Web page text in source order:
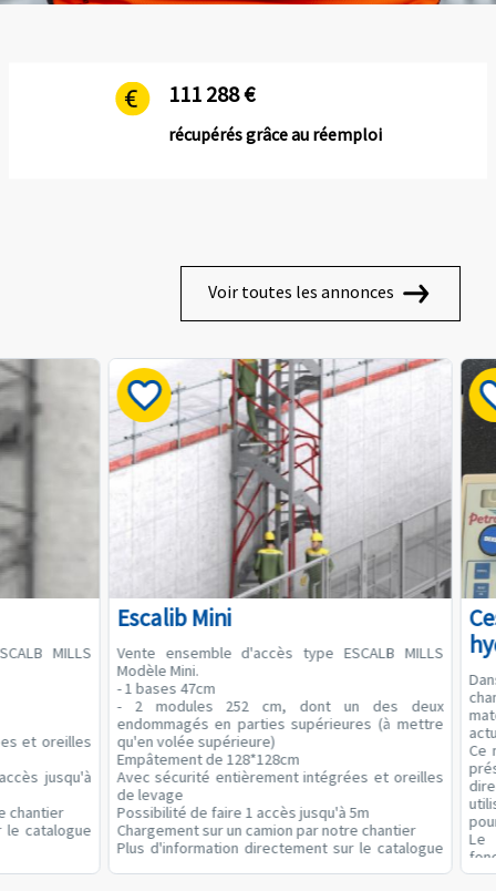
111 288 €
récupérés grâce au réemploi
Voir toutes les annonces
MILLS
et oreilles
jusqu'à
chantier
le catalogue
Escalib Mini
Vente ensemble d'accès type ESCALB MILLS
Modèle Mini.
- 1 bases 47cm
- 2 modules 252 cm, dont un des deux
endommagés en parties supérieures (à mettre
qu'en volée supérieure)
Empâtement de 128*128cm
Avec sécurité entièrement intégrées et oreilles
de levage
Possibilité de faire 1 accès jusqu'à 5m
Chargement sur un camion par notre chantier
Plus d'information directement sur le catalogue
Ce
•